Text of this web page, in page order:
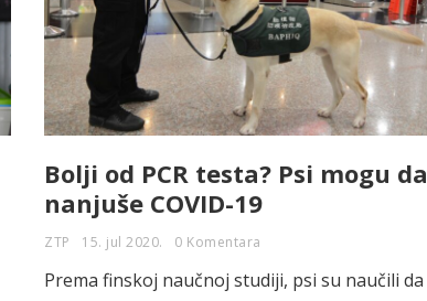
Bolji od PCR testa? Psi mogu da
nanjuše COVID-19
ZTP 15. jul 2020. 0 Komentara
Prema finskoj naučnoj studiji, psi su naučili da